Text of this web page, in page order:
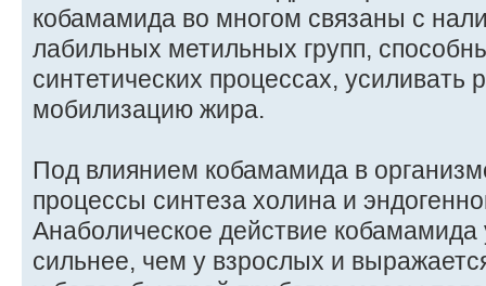
кобамамида во многом связаны с
лабильных метильных групп,
синтетических процессах, усиливать
мобилизацию жира.
Под влиянием кобамамида в
процессы синтеза холина и
Анаболическое действие кобамамида
сильнее, чем у взрослых и